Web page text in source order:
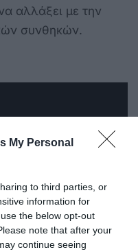
My Personal
to third parties, or
information for
the below opt-out
note that after your
continue seeing
αλλάξει με την
συνθηκών.